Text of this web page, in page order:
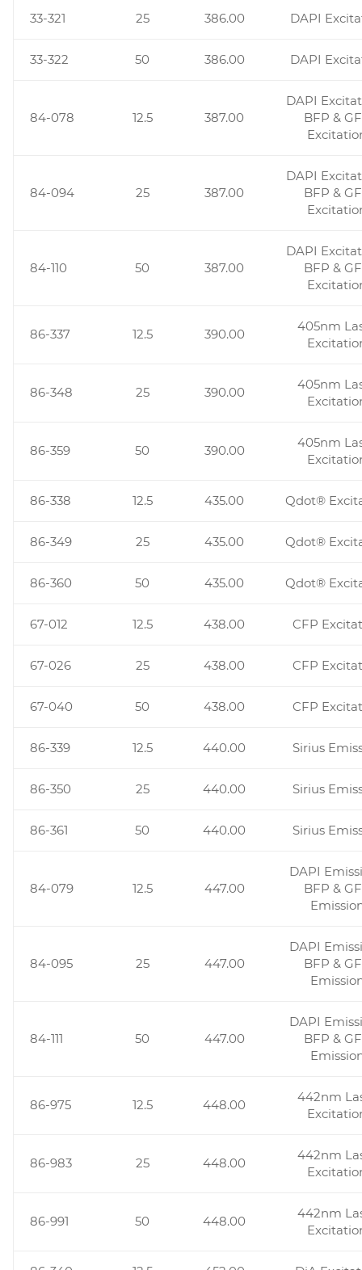
33-321 25 386.00 DAPI
33-322 50 386.00 DAPI
84-078 12.5 387.00
DAPI
BFP &
84-094 25 387.00
DAPI
BFP &
84-110 50 387.00
DAPI
BFP &
86-337 12.5 390.00
405nm
86-348 25 390.00
405nm
86-359 50 390.00
405nm
86-338 12.5 435.00 Qdot®
86-349 25 435.00 Qdot®
86-360 50 435.00 Qdot®
67-012 12.5 438.00 CFP
67-026 25 438.00 CFP
67-040 50 438.00 CFP
86-339 12.5 440.00 Sirius
86-350 25 440.00 Sirius
86-361 50 440.00 Sirius
84-079 12.5 447.00
DAPI
BFP &
84-095 25 447.00
DAPI
BFP &
84-111 50 447.00
DAPI
BFP &
86-975 12.5 448.00
442nm
86-983 25 448.00
442nm
86-991 50 448.00
442nm